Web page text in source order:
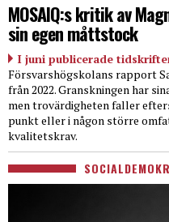
MOSAIQ:s kritik av
sin egen måttstock
I juni publicerade
Försvarshögskolans rapport
från 2022. Granskningen har
men trovärdigheten faller
punkt eller i någon större
kvalitetskrav.